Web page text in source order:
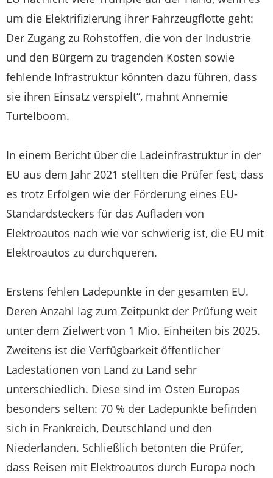
um die Elektrifizierung ihrer Fahrzeugflotte geht:
Der Zugang zu Rohstoffen, die von der Industrie
und den Bürgern zu tragenden Kosten sowie
fehlende Infrastruktur könnten dazu führen, dass
sie ihren Einsatz verspielt“, mahnt Annemie
Turtelboom.
In einem Bericht über die Ladeinfrastruktur in der
EU aus dem Jahr 2021 stellten die Prüfer fest, dass
es trotz Erfolgen wie der Förderung eines EU-
Standardsteckers für das Aufladen von
Elektroautos nach wie vor schwierig ist, die EU mit
Elektroautos zu durchqueren.
Erstens fehlen Ladepunkte in der gesamten EU.
Deren Anzahl lag zum Zeitpunkt der Prüfung weit
unter dem Zielwert von 1 Mio. Einheiten bis 2025.
Zweitens ist die Verfügbarkeit öffentlicher
Ladestationen von Land zu Land sehr
unterschiedlich. Diese sind im Osten Europas
besonders selten: 70 % der Ladepunkte befinden
sich in Frankreich, Deutschland und den
Niederlanden. Schließlich betonten die Prüfer,
dass Reisen mit Elektroautos durch Europa noch